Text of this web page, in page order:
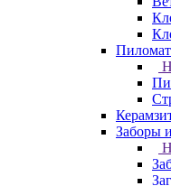
Заборы